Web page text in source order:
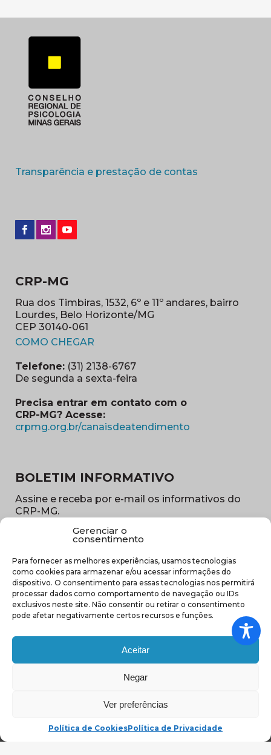
Gerenciar o
consentimento
Para fornecer as melhores experiências, usamos tecnologias
como cookies para armazenar e/ou acessar informações do
dispositivo. O consentimento para essas tecnologias nos permitirá
processar dados como comportamento de navegação ou IDs
exclusivos neste site. Não consentir ou retirar o consentimento
pode afetar negativamente certos recursos e funções.
Aceitar
Negar
Ver preferências
Política de CookiesPolítica de Privacidade
Transparência e prestação de contas
CRP-MG
Rua dos Timbiras, 1532, 6º e 11º andares, bairro
Lourdes, Belo Horizonte/MG
CEP 30140-061
COMO CHEGAR
Telefone: (31) 2138-6767
De segunda a sexta-feira
Precisa entrar em contato com o
CRP-MG? Acesse:
crpmg.org.br/canaisdeatendimento
BOLETIM INFORMATIVO
Assine e receba por e-mail os informativos do
CRP-MG.
E-
mail
(obrigatório)
Sub
região